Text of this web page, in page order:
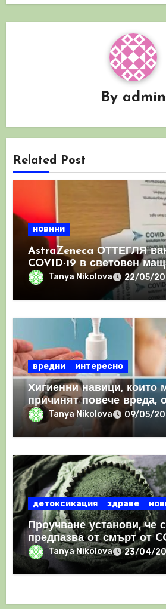
By admin
Related Post
новини
AstraZeneca ОТТЕГЛЯ
COVID-19 в световен
призна, че те
съсиреци
Tanya Nikolova 22/05/
вредни интересно
Хигиенни навици, които
причинят повече вреда,
ползаTanya Nikolova 09/05/
детоксикация здраве
Проучване установи, че
предпазва от смърт от
Tanya Nikolova 23/04/